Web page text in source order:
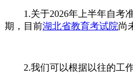
1.关于2026年上半年自考准
期，目前湖北省教育考试院尚
2.我们可以根据以往的工作